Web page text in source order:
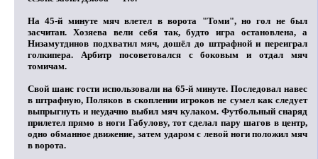
На 45-й минуте мяч влетел в ворота "Томи", но гол не был
засчитан. Хозяева вели себя так, будто игра остановлена, а
Низамутдинов подхватил мяч, дошёл до штрафной и переиграл
голкипера. Арбитр посоветовался с боковым и отдал мяч
томичам.
Свой шанс гости использовали на 65-й минуте. Последовал навес
в штрафную, Поляков в скоплении игроков не сумел как следует
выпрыгнуть и неудачно выбил мяч кулаком. Футбольный снаряд
прилетел прямо в ноги Габулову, тот сделал пару шагов в центр,
одно обманное движение, затем ударом с левой ноги положил мяч
в ворота.